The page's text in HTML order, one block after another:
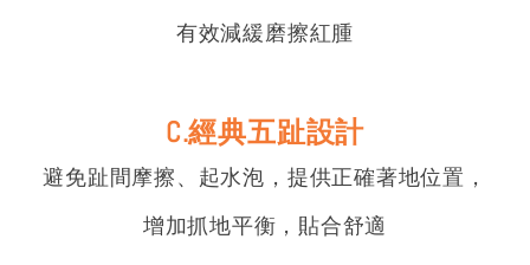
有效減緩磨擦紅腫
C.經典五趾設計
避免趾間摩擦、起水泡，提供正確著地位置，
增加抓地平衡，貼合舒適